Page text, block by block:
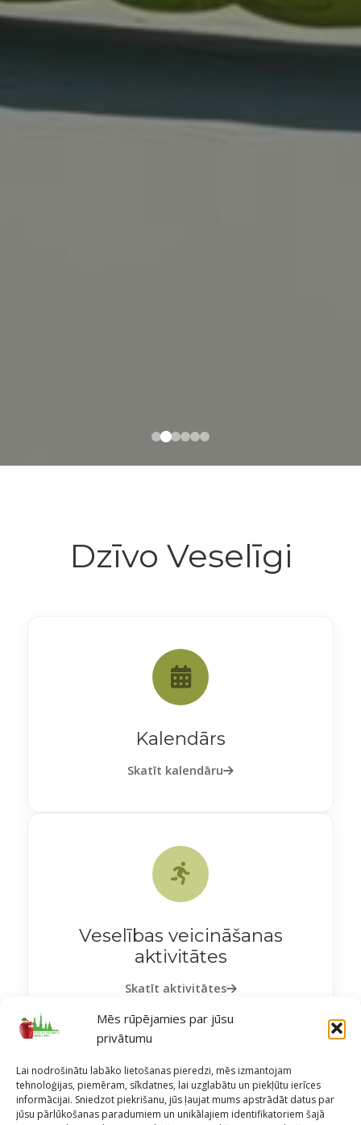
Mēs rūpējamies par jūsu
privātumu
Lai nodrošinātu labāko lietošanas pieredzi, mēs izmantojam
tehnoloģijas, piemēram, sīkdatnes, lai uzglabātu un piekļūtu ierīces
informācijai. Sniedzot piekrišanu, jūs ļaujat mums apstrādāt datus par
jūsu pārlūkošanas paradumiem un unikālajiem identifikatoriem šajā
Dzīvo Veselīgi
Kalendārs
Skatīt kalendāru
Veselības veicināšanas
aktivitātes
Skatīt aktivitātes